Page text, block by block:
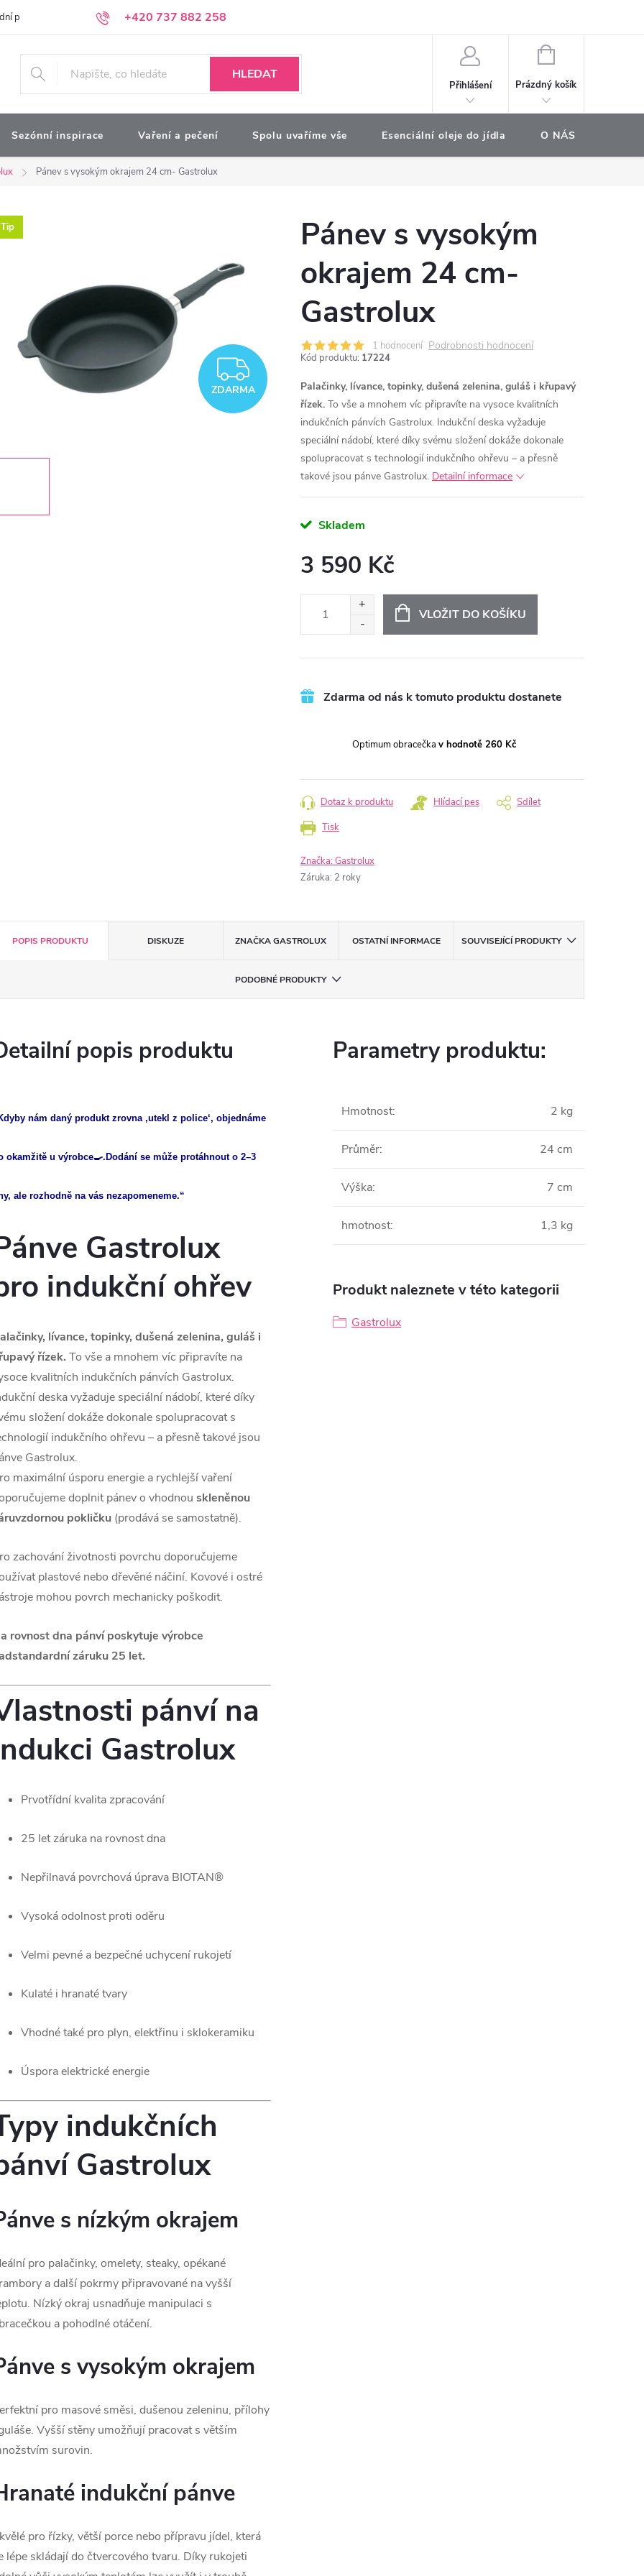
+420 737 882 258
podmínky Podmínky ochrany osobních údajů
HLEDAT
Přihlášení
NÁKUPNÍ
Prázdný košík
Sezónní inspirace Vaření a pečení Spolu uvaříme vše Esenciální oleje do jídla O NÁS
Pánev s vysokým okrajem 24 cm- Gastrolux
Tip
ZDARMA
ZDARMA
Pánev s vysokým
okrajem 24 cm-
Gastrolux
1 hodnocení Podrobnosti hodnocení
Kód produktu: 17224
Palačinky, lívance, topinky, dušená zelenina, guláš i křupavý
řízek. To vše a mnohem víc připravíte na vysoce kvalitních
indukčních pánvích Gastrolux. Indukční deska vyžaduje
speciální nádobí, které díky svému složení dokáže dokonale
spolupracovat s technologií indukčního ohřevu – a přesně
takové jsou pánve Gastrolux. Detailní informace
Skladem
3 590 Kč
VLOŽIT DO KOŠÍKU
Zdarma od nás k tomuto produktu dostanete
Optimum obracečka v hodnotě 260 Kč
Tisk
Dotaz k produktu Hlídací pes Sdílet
Značka:Gastrolux
Záruka: 2 roky
POPIS PRODUKTU DISKUZE ZNAČKAGASTROLUX OSTATNÍ INFORMACE SOUVISEJÍCÍ PRODUKTY
PODOBNÉ PRODUKTY
popis produktu
nám daný produkt zrovna ‚utekl z police‘, objednáme
okamžitě u výrobce🍳.Dodání se může protáhnout o 2–3
ale rozhodně na vás nezapomeneme.“
Gastrolux
indukční ohřev
lívance, topinky, dušená zelenina, guláš i
řízek. To vše a mnohem víc připravíte na
kvalitních indukčních pánvích Gastrolux.
deska vyžaduje speciální nádobí, které díky
složení dokáže dokonale spolupracovat s
indukčního ohřevu – a přesně takové jsou
Gastrolux.
maximální úsporu energie a rychlejší vaření
doplnit pánev o vhodnou skleněnou
pokličku (prodává se samostatně).
zachování životnosti povrchu doporučujeme
plastové nebo dřevěné náčiní. Kovové i ostré
mohou povrch mechanicky poškodit.
rovnost dna pánví poskytuje výrobce
záruku 25 let.
pánví na
Gastrolux
Prvotřídní kvalita zpracování
25 let záruka na rovnost dna
Nepřilnavá povrchová úprava BIOTAN®
Vysoká odolnost proti oděru
Velmi pevné a bezpečné uchycení rukojetí
Kulaté i hranaté tvary
Vhodné také pro plyn, elektřinu i sklokeramiku
Úspora elektrické energie
indukčních
Gastrolux
s nízkým okrajem
pro palačinky, omelety, steaky, opékané
a další pokrmy připravované na vyšší
Nízký okraj usnadňuje manipulaci s
a pohodlné otáčení.
s vysokým okrajem
pro masové směsi, dušenou zeleninu, přílohy
Vyšší stěny umožňují pracovat s větším
surovin.
indukční pánve
pro řízky, větší porce nebo přípravu jídel, která
lépe skládají do čtvercového tvaru. Díky rukojeti
Parametry produktu:
Hmotnost: 2 kg
Průměr: 24 cm
Výška: 7 cm
hmotnost: 1,3 kg
Produkt naleznete v této kategorii
Gastrolux